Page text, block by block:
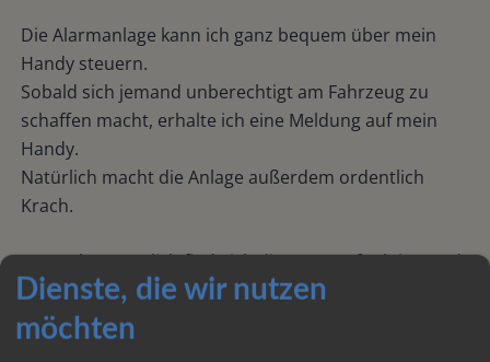
Die Alarmanlage kann ich ganz bequem über mein
Handy steuern.
Sobald sich jemand unberechtigt am Fahrzeug zu
schaffen macht, erhalte ich eine Meldung auf mein
Handy.
Natürlich macht die Anlage außerdem ordentlich
Krach.
Besonders nützlich finde ich die Ortungsfunktion und
die Möglichkeit, den Motor des Fahrzeugs aus der
Ferne per Handy zu stoppen.
Sollte mein Fahrzeug tatsächlich einmal gestohlen
Dienste, die wir nutzen
möchten